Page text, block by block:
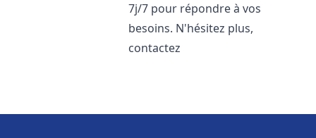
7j/7 pour répondre à vos
besoins. N'hésitez plus,
contactez